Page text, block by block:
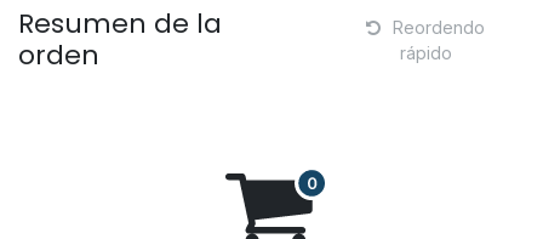
Resumen de la
orden
Reordendo
rápido